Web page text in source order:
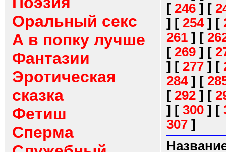
Оральный секс
А в попку лучше
Фантазии
Эротическая
сказка
Фетиш
Сперма
[ 246 ] [
] [ 254] [
261 ] [
[ 269 ] [
] [ 277 ] [
284] [
[ 292 ] [
] [ 300 ] [
307 ]